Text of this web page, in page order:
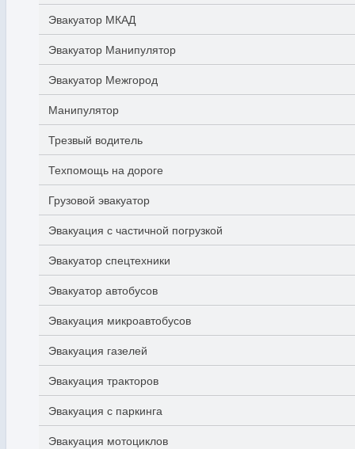
Эвакуатор МКАД
Эвакуатор Манипулятор
Эвакуатор Межгород
Манипулятор
Трезвый водитель
Техпомощь на дороге
Грузовой эвакуатор
Эвакуация с частичной погрузкой
Эвакуатор спецтехники
Эвакуатор автобусов
Эвакуация микроавтобусов
Эвакуация газелей
Эвакуация тракторов
Эвакуация с паркинга
Эвакуация мотоциклов